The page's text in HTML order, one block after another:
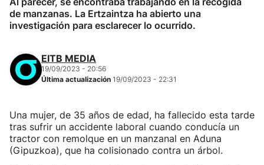
de manzanas. La Ertzaintza ha abierto una
investigación para esclarecer lo ocurrido.
EITB MEDIA
19/09/2023 - 20:56
Última actualización 19/09/2023 - 22:31
Una mujer, de 35 años de edad, ha fallecido esta tarde
tras sufrir un accidente laboral cuando conducía un
tractor con remolque en un manzanal en Aduna
(Gipuzkoa), que ha colisionado contra un árbol.